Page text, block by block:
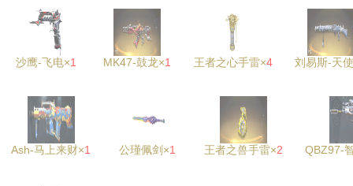
沙鹰-飞电×1 MK47-鼓龙×1 王者之心手雷×4 刘易斯-天
Ash-马上来财×1 公瑾佩剑×1 王者之兽手雷×2 QBZ97-